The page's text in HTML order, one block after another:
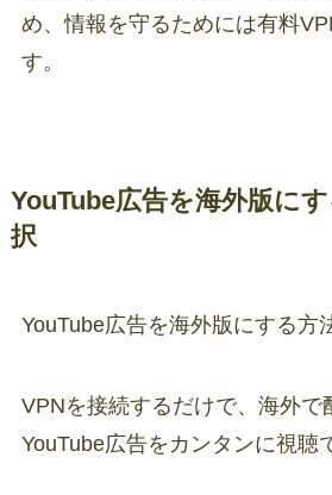
め、情報を守るためには有料
す。
YouTube広告を海外版に
択
YouTube広告を海外版にする方
VPNを接続するだけで、海外で
YouTube広告をカンタンに視聴